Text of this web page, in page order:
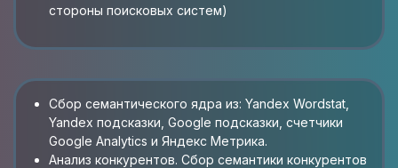
стороны поисковых систем)
Сбор семантического ядра из: Yandex Wordstat,
Yandex подсказки, Google подсказки, счетчики
Google Analytics и Яндекс Метрика.
Анализ конкурентов. Сбор семантики конкурентов